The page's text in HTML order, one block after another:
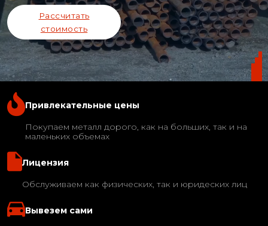
Рассчитать
стоимость
Привлекательные цены
Покупаем металл дорого, как на больших, так и на
маленьких объемах
Лицензия
Обслуживаем как физических, так и юридеских лиц
Вывезем сами